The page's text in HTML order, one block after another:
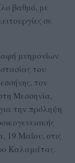
βαθμό, με
σε
μνημονίων
του
τον
Μεσσηνία,
την πρόληψη
19 Μαΐου, στις
Καλαμάτας.